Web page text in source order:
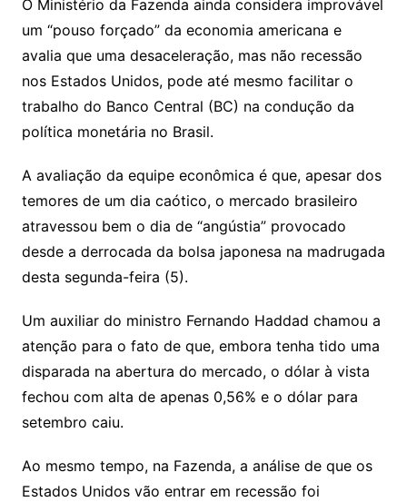
y
Li
n
k
s
A
p
p
gr
a
m
e
dI
n
l
gl
Cl
a
s
o
o
m
s
s
s
a
g
e
lo
o
k.
c
o
y
p
e
h
o
o
M
ai
e
a
d
s
ai
l
ar
e
O Ministério da Fazenda ainda considera improvável
um “pouso forçado” da economia americana e
avalia que uma desaceleração, mas não recessão
nos Estados Unidos, pode até mesmo facilitar o
trabalho do Banco Central (BC) na condução da
política monetária no Brasil.
A avaliação da equipe econômica é que, apesar dos
temores de um dia caótico, o mercado brasileiro
atravessou bem o dia de “angústia” provocado
desde a derrocada da bolsa japonesa na madrugada
desta segunda-feira (5).
Um auxiliar do ministro Fernando Haddad chamou a
atenção para o fato de que, embora tenha tido uma
disparada na abertura do mercado, o dólar à vista
fechou com alta de apenas 0,56% e o dólar para
setembro caiu.
Ao mesmo tempo, na Fazenda, a análise de que os
Estados Unidos vão entrar em recessão foi